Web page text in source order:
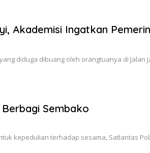
Akademisi Ingatkan
yang diduga dibuang oleh orangtuanya di Jalan
Sembako
kepedulian terhadap sesama, Satlantas